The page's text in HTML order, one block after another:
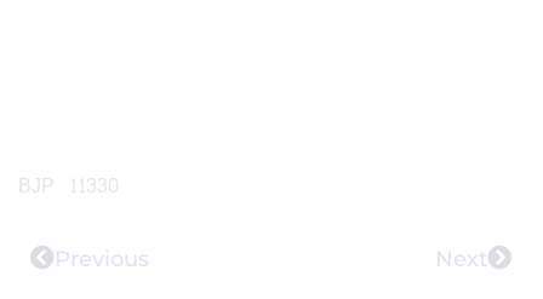
BJP 11330
Previous Next